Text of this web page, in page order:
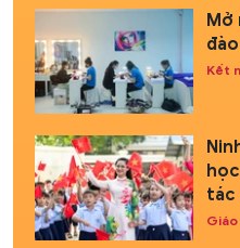
Mở
Kết
tác